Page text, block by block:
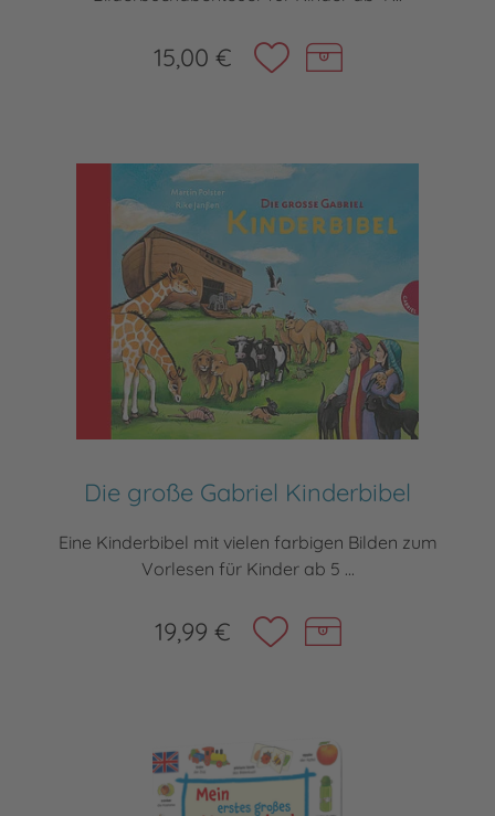
15,00 €
Die große Gabriel Kinderbibel
Eine Kinderbibel mit vielen farbigen Bilden zum
Vorlesen für Kinder ab 5 ...
19,99 €